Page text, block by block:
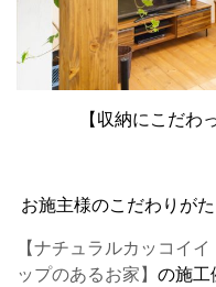
【収納にこだわ
お施主様のこだわりが
【ナチュラルカッコイ
ップのあるお家】 の施工